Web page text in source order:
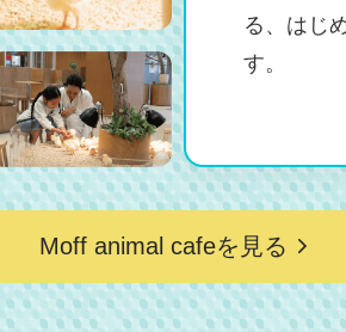
る、はじ
す。
Moff animal cafeを見る